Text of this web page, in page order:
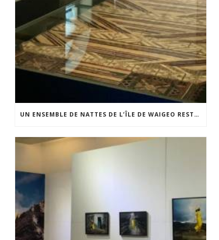
UN ENSEMBLE DE NATTES DE L’ÎLE DE WAIGEO RESTAURÉ GRÂCE AU SOUTIEN DU CERCLE LÉVI-STRAUSS